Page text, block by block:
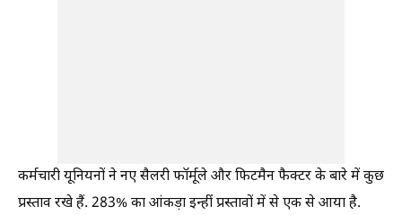
कर्मचारी यूनियनों ने नए सैलरी फॉर्मूले और फिटमैन फैक्टर के बारे में कुछ
प्रस्ताव रखे हैं. 283% का आंकड़ा इन्हीं प्रस्तावों में से एक से आया है.